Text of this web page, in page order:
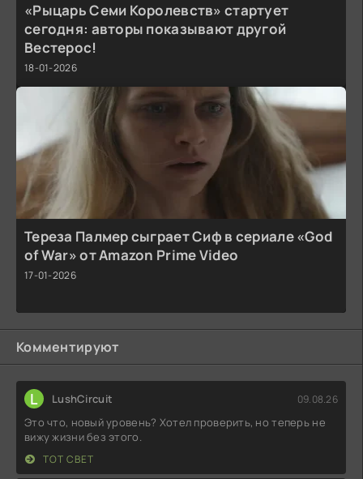
«Рыцарь Семи Королевств» стартует
сегодня: авторы показывают другой
Вестерос!
18-01-2026
Тереза Палмер сыграет Сиф в сериале «God
of War» от Amazon Prime Video
17-01-2026
Комментируют
L LushCircuit 09.08.26
Это что, новый уровень? Хотел проверить, но теперь не
вижу жизни без этого.
ТОТ СВЕТ